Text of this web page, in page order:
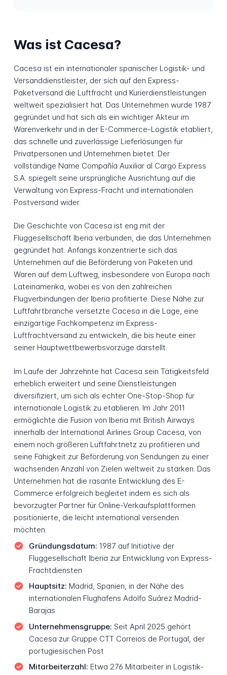
Was ist Cacesa?
Cacesa ist ein internationaler spanischer Logistik- und
Versanddienstleister, der sich auf den Express-
Paketversand die Luftfracht und Kurierdienstleistungen
weltweit spezialisiert hat. Das Unternehmen wurde 1987
gegründet und hat sich als ein wichtiger Akteur im
Warenverkehr und in der E-Commerce-Logistik etabliert,
das schnelle und zuverlässige Lieferlösungen für
Privatpersonen und Unternehmen bietet. Der
vollständige Name Compañía Auxiliar al Cargo Express
S.A. spiegelt seine ursprüngliche Ausrichtung auf die
Verwaltung von Express-Fracht und internationalen
Postversand wider.
Die Geschichte von Cacesa ist eng mit der
Fluggesellschaft Iberia verbunden, die das Unternehmen
gegründet hat. Anfangs konzentrierte sich das
Unternehmen auf die Beförderung von Paketen und
Waren auf dem Luftweg, insbesondere von Europa nach
Lateinamerika, wobei es von den zahlreichen
Flugverbindungen der Iberia profitierte. Diese Nähe zur
Luftfahrtbranche versetzte Cacesa in die Lage, eine
einzigartige Fachkompetenz im Express-
Luftfrachtversand zu entwickeln, die bis heute einer
seiner Hauptwettbewerbsvorzüge darstellt.
Im Laufe der Jahrzehnte hat Cacesa sein Tätigkeitsfeld
erheblich erweitert und seine Dienstleistungen
diversifiziert, um sich als echter One-Stop-Shop für
internationale Logistik zu etablieren. Im Jahr 2011
ermöglichte die Fusion von Iberia mit British Airways
innerhalb der International Airlines Group Cacesa, von
einem noch größeren Luftfahrtnetz zu profitieren und
seine Fähigkeit zur Beförderung von Sendungen zu einer
wachsenden Anzahl von Zielen weltweit zu stärken. Das
Unternehmen hat die rasante Entwicklung des E-
Commerce erfolgreich begleitet indem es sich als
bevorzugter Partner für Online-Verkaufsplattformen
positionierte, die leicht international versenden
möchten.
Gründungsdatum: 1987 auf Initiative der
Fluggesellschaft Iberia zur Entwicklung von Express-
Frachtdiensten
Hauptsitz: Madrid, Spanien, in der Nähe des
internationalen Flughafens Adolfo Suárez Madrid-
Barajas
Unternehmensgruppe: Seit April 2025 gehört
Cacesa zur Gruppe CTT Correios de Portugal, der
portugiesischen Post
Mitarbeiterzahl: Etwa 276 Mitarbeiter in Logistik-